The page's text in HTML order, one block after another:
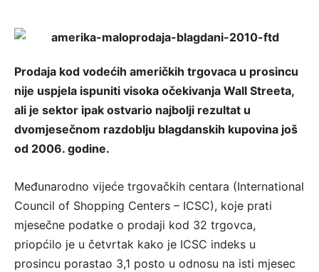
Prodaja kod vodećih američkih trgovaca u prosincu
nije uspjela ispuniti visoka očekivanja Wall Streeta,
ali je sektor ipak ostvario najbolji rezultat u
dvomjesečnom razdoblju blagdanskih kupovina još
od 2006. godine.
Međunarodno vijeće trgovačkih centara (International
Council of Shopping Centers – ICSC), koje prati
mjesečne podatke o prodaji kod 32 trgovca,
priopćilo je u četvrtak kako je ICSC indeks u
prosincu porastao 3,1 posto u odnosu na isti mjesec